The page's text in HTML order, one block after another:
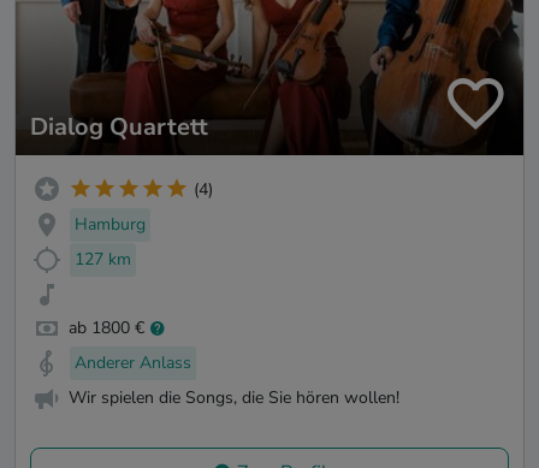
Dialog Quartett
(4)
Hamburg
127 km
ab 1800 €
Anderer Anlass
Wir spielen die Songs, die Sie hören wollen!